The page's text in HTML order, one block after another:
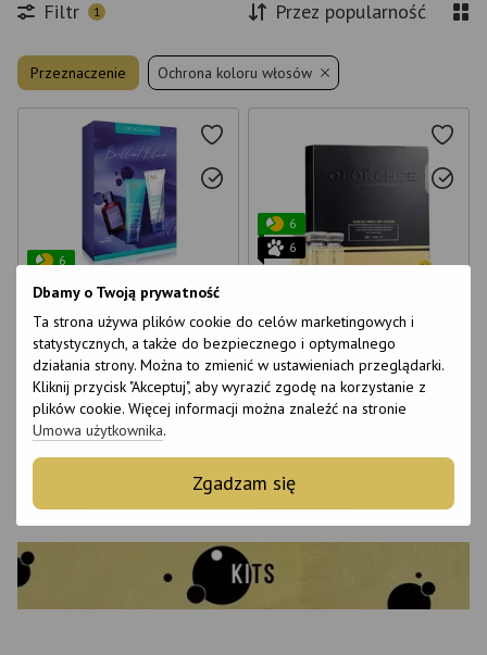
Dbamy o Twoją prywatność
Ta strona używa plików cookie do celów marketingowych i
statystycznych, a także do bezpiecznego i optymalnego
działania strony. Można to zmienić w ustawieniach przeglądarki.
Kliknij przycisk "Akceptuj", aby wyrazić zgodę na korzystanie z
plików cookie. Więcej informacji można znaleźć na stronie
Umowa użytkownika.
Zgadzam się
Filtr 1 Przez popularność
Przeznaczenie Ochrona koloru włosów
6
Moroccanoil Purple Trio Zestaw
do włosów
€36
Kup
Wielkość
6
6
Olorchee Color Save Infusion do
zachowania koloru włosów
farbowanych 10 * 10 ml
€52
Kup
10 x 10 ml